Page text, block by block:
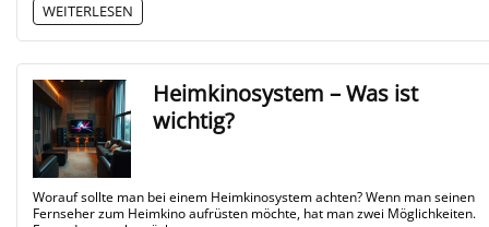
WEITERLESEN
Heimkinosystem – Was ist
wichtig?
Worauf sollte man bei einem Heimkinosystem achten? Wenn man seinen
Fernseher zum Heimkino aufrüsten möchte, hat man zwei Möglichkeiten.